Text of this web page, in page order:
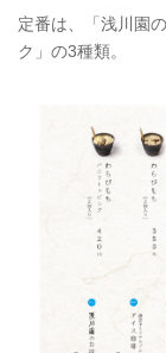
定番は、「浅川園
ク」の3種類。